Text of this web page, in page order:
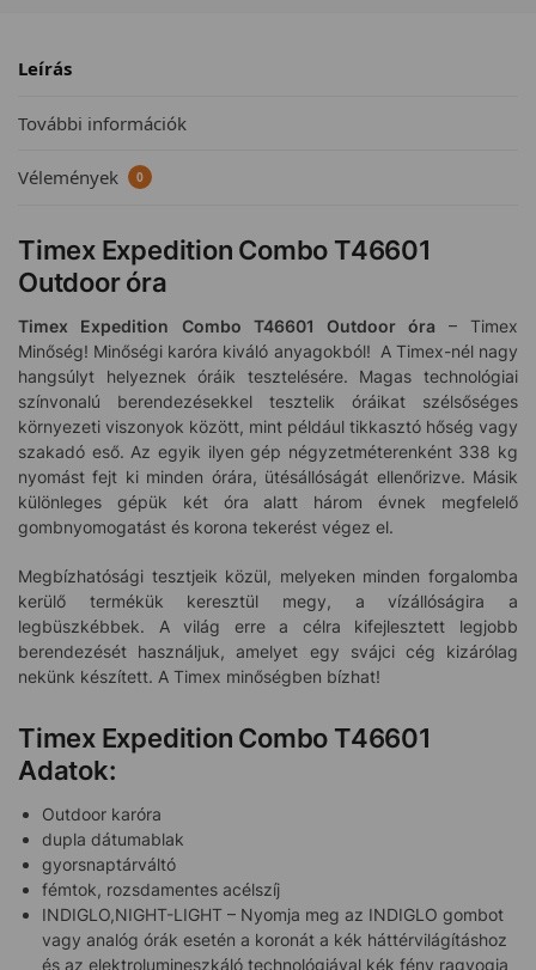
Leírás
További információk
Vélemények 0
Timex Expedition Combo T46601
Outdoor óra
Timex Expedition Combo T46601 Outdoor óra
– Timex
Minőség! Minőségi karóra kiváló anyagokból! A Timex-nél nagy
hangsúlyt helyeznek óráik tesztelésére. Magas technológiai
színvonalú berendezésekkel tesztelik óráikat szélsőséges
környezeti viszonyok között, mint például tikkasztó hőség vagy
szakadó eső. Az egyik ilyen gép négyzetméterenként 338 kg
nyomást fejt ki minden órára, ütésállóságát ellenőrizve. Másik
különleges gépük két óra alatt három évnek megfelelő
gombnyomogatást és korona tekerést végez el.
Megbízhatósági tesztjeik közül, melyeken minden forgalomba
kerülő termékük keresztül megy, a vízállóságira a
legbüszkébbek. A világ erre a célra kifejlesztett legjobb
berendezését használjuk, amelyet egy svájci cég kizárólag
nekünk készített. A Timex minőségben bízhat!
Timex Expedition Combo T46601
Adatok:
Outdoor karóra
dupla dátumablak
gyorsnaptárváltó
fémtok, rozsdamentes acélszíj
INDIGLO,NIGHT-LIGHT – Nyomja meg az INDIGLO gombot
vagy analóg órák esetén a koronát a kék háttérvilágításhoz
és az elektrolumineszkáló technológiával kék fény ragyogja